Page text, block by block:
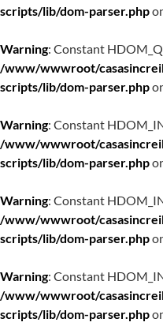
scripts/lib/dom-parser.php
Warning: Constant
/www/wwwroot/
scripts/lib/dom-parser.php
Warning: Constant
/www/wwwroot/
scripts/lib/dom-parser.php
Warning: Constant
/www/wwwroot/
scripts/lib/dom-parser.php
Warning: Constant
/www/wwwroot/
scripts/lib/dom-parser.php